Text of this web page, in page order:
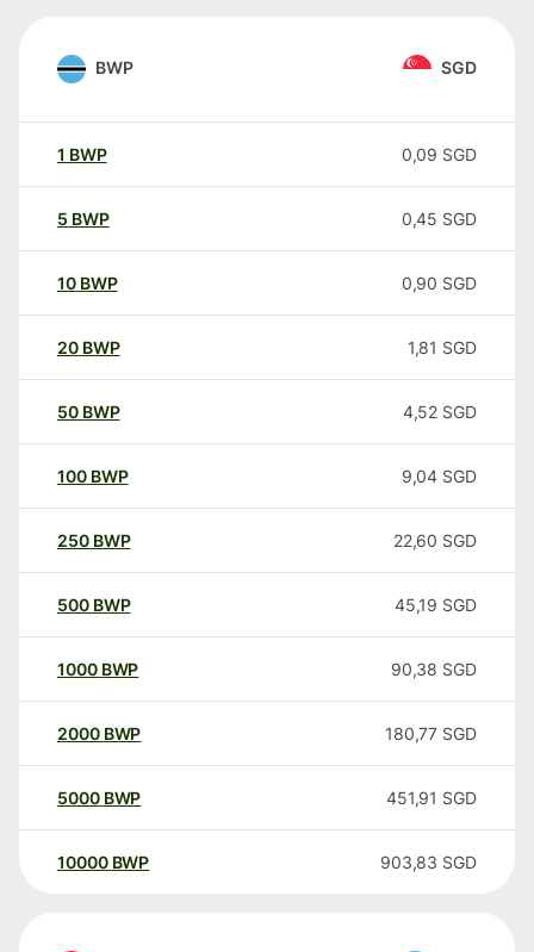
BWP SGD
1 BWP 0,09 SGD
5 BWP 0,45 SGD
10 BWP 0,90 SGD
20 BWP 1,81 SGD
50 BWP 4,52 SGD
100 BWP 9,04 SGD
250 BWP 22,60 SGD
500 BWP 45,19 SGD
1000 BWP 90,38 SGD
2000 BWP 180,77 SGD
5000 BWP 451,91 SGD
10000 BWP 903,83 SGD